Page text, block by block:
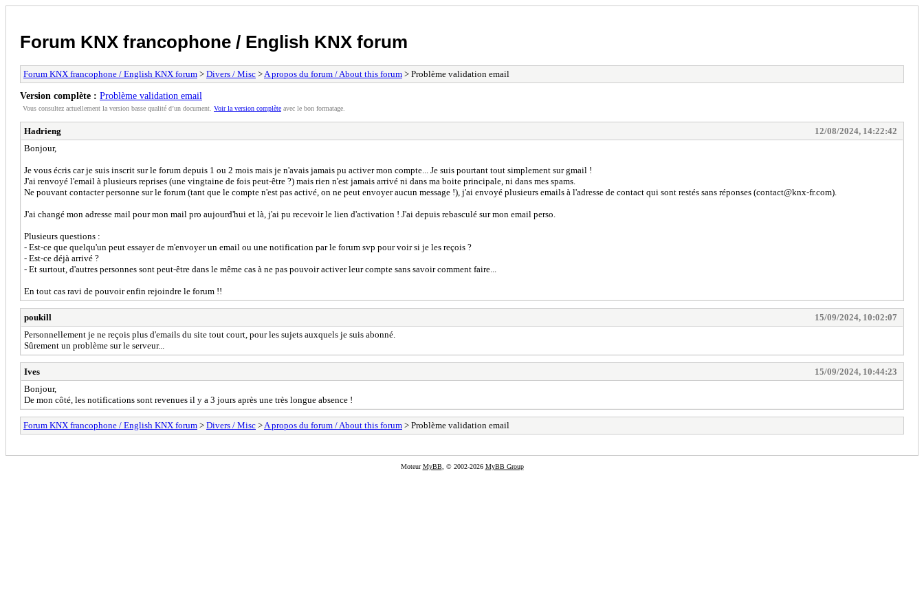
Forum KNX francophone / English KNX forum
Forum KNX francophone / English KNX forum > Divers / Misc > A propos du forum / About this forum > Problème validation email
Version complète : Problème validation email
Vous consultez actuellement la version basse qualité d’un document. Voir la version complète avec le bon formatage.
Hadrieng
12/08/2024, 14:22:42
Bonjour,
Je vous écris car je suis inscrit sur le forum depuis 1 ou 2 mois mais je n'avais jamais pu activer mon compte... Je suis pourtant tout simplement sur gmail !
J'ai renvoyé l'email à plusieurs reprises (une vingtaine de fois peut-être ?) mais rien n'est jamais arrivé ni dans ma boite principale, ni dans mes spams.
Ne pouvant contacter personne sur le forum (tant que le compte n'est pas activé, on ne peut envoyer aucun message !), j'ai envoyé plusieurs emails à l'adresse de contact qui sont restés sans réponses (contact@knx-fr.com).
J'ai changé mon adresse mail pour mon mail pro aujourd'hui et là, j'ai pu recevoir le lien d'activation ! J'ai depuis rebasculé sur mon email perso.
Plusieurs questions :
- Est-ce que quelqu'un peut essayer de m'envoyer un email ou une notification par le forum svp pour voir si je les reçois ?
- Est-ce déjà arrivé ?
- Et surtout, d'autres personnes sont peut-être dans le même cas à ne pas pouvoir activer leur compte sans savoir comment faire...
En tout cas ravi de pouvoir enfin rejoindre le forum !!
poukill
15/09/2024, 10:02:07
Personnellement je ne reçois plus d'emails du site tout court, pour les sujets auxquels je suis abonné.
Sûrement un problème sur le serveur...
Ives
15/09/2024, 10:44:23
Bonjour,
De mon côté, les notifications sont revenues il y a 3 jours après une très longue absence !
Forum KNX francophone / English KNX forum > Divers / Misc > A propos du forum / About this forum > Problème validation email
MoteurMyBB, © 2002-2026 MyBB Group